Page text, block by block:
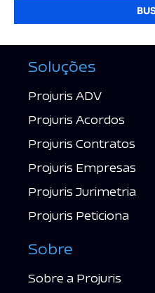
Soluções
Projuris ADV
Projuris Acordos
Projuris Contratos
Projuris Empresas
Projuris Jurimetria
Projuris Peticiona
Sobre
Sobre a Projuris